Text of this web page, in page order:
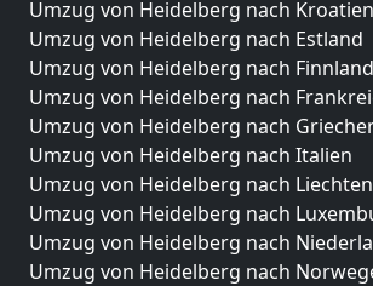
Umzug von Heidelberg nach Kroatien
Umzug von Heidelberg nach Estland
Umzug von Heidelberg nach Finnland
Umzug von Heidelberg nach
Umzug von Heidelberg nach
Umzug von Heidelberg nach Italien
Umzug von Heidelberg nach
Umzug von Heidelberg nach
Umzug von Heidelberg nach
Umzug von Heidelberg nach